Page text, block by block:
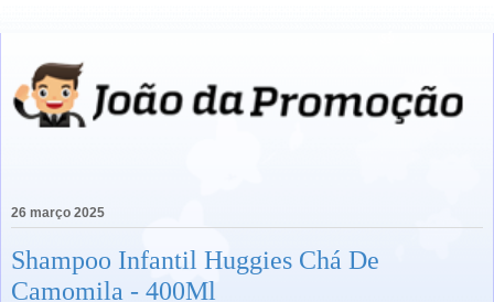
26 março 2025
Shampoo Infantil Huggies Chá De
Camomila - 400Ml